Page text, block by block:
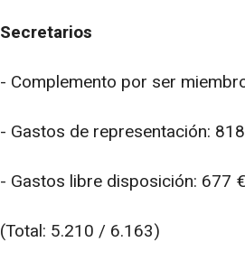
Secretarios
- Complemento por ser
- Gastos de representación:
- Gastos libre disposición: 677 €
(Total: 5.210 / 6.163)